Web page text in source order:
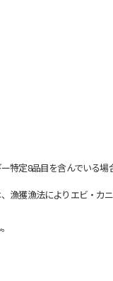
定8品目を含んでいる場
獲漁法によりエビ・カ